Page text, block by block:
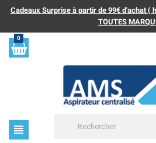
Cadeaux Surprise à partir de 99€ d'achat (
TOUTES
0
view_headline